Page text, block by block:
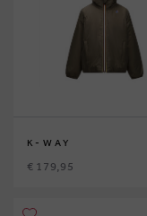
K-WAY
€ 179,95